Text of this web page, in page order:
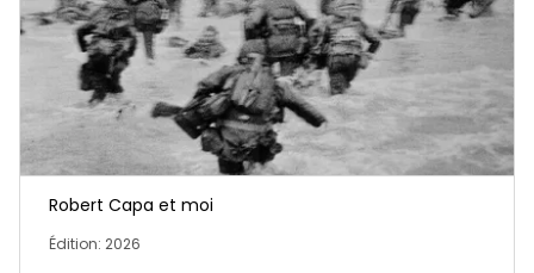
Robert Capa et moi
Édition: 2026